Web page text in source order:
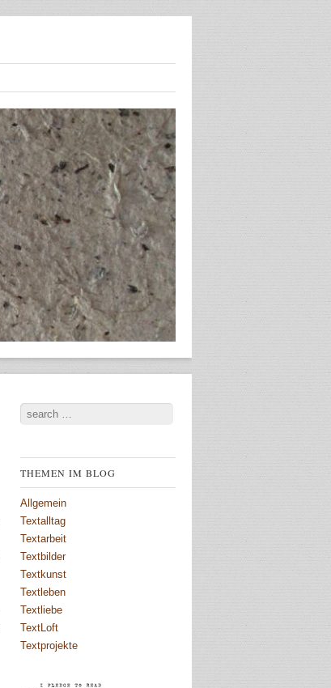
Search
THEMEN IM BLOG
Allgemein
Textalltag
Textarbeit
Textbilder
Textkunst
Textleben
Textliebe
TextLoft
Textprojekte